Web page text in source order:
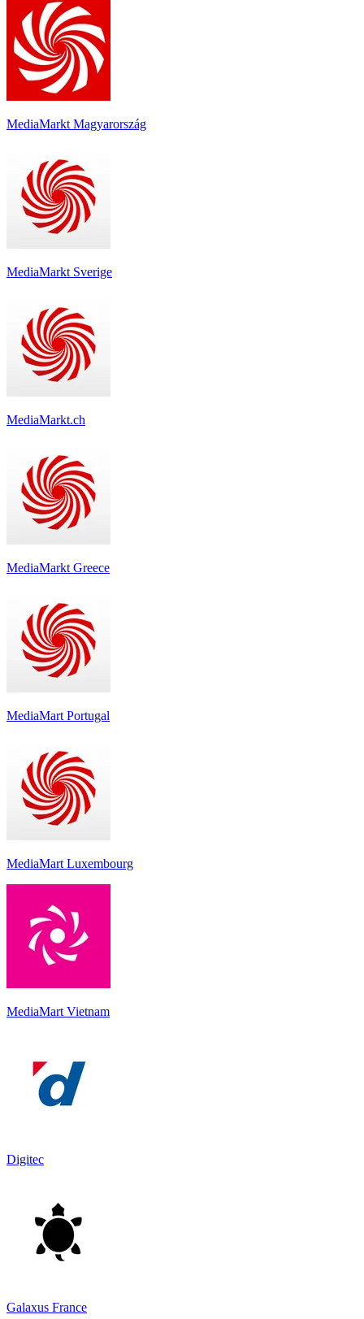
MediaMarkt Magyarország
MediaMarkt Sverige
MediaMarkt.ch
MediaMarkt Greece
MediaMart Portugal
MediaMart Luxembourg
MediaMart Vietnam
Digitec
Galaxus France